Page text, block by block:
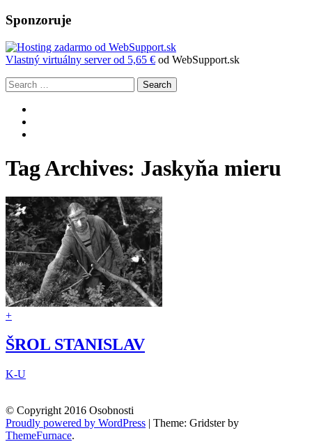
Sponzoruje
Vlastný virtuálny server od 5,65 € od WebSupport.sk
Search
Facebook
YouTube
106068996341507925966
na
Google+
Tag Archives: Jaskyňa mieru
+
ŠROL STANISLAV
K-U
© Copyright 2016 Osobnosti
Proudly powered by WordPress | Theme: Gridster by
ThemeFurnace.